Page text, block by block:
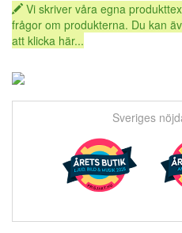
Vi skriver våra egna
frågor om produkterna. Du kan
att klicka här...
Sveriges